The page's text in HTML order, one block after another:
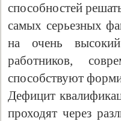
способностей
самых серьезных
на очень
работников,
способствуют
Дефицит
проходят через